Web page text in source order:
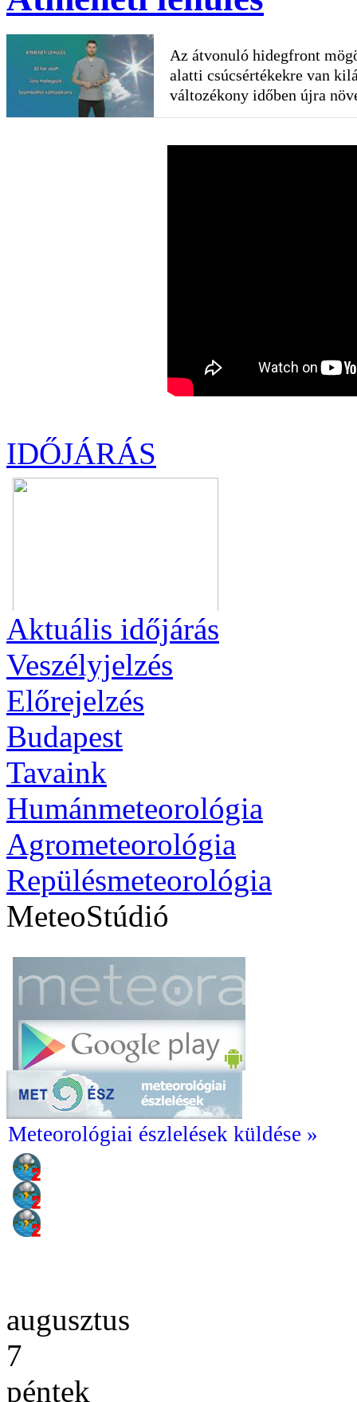
Az átvonuló hidegfront
alatti csúcsértékekre van
változékony időben újra
IDŐJÁRÁS
Aktuális időjárás
Veszélyjelzés
Előrejelzés
Budapest
Tavaink
Humánmeteorológia
Agrometeorológia
Repülésmeteorológia
MeteoStúdió
Meteorológiai észlelések küldése »
augusztus
7
péntek